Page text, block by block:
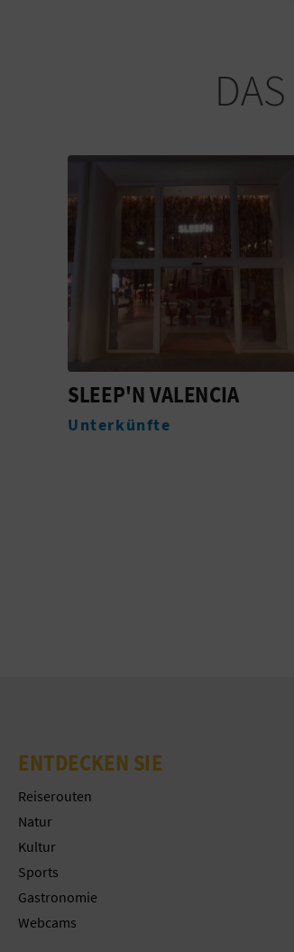
EDIFICI DE CORREUS
Monumente
ENTDECKEN SIE
Reiserouten
Natur
Kultur
Sports
Gastronomie
Webcams